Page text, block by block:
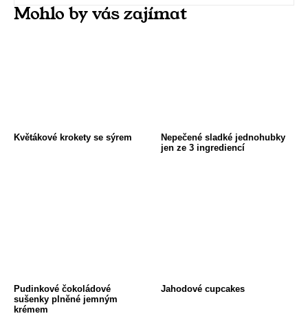
Mohlo by vás zajímat
Květákové krokety se sýrem
Nepečené sladké jednohubky
jen ze 3 ingrediencí
Pudinkové čokoládové
sušenky plněné jemným
krémem
Jahodové cupcakes